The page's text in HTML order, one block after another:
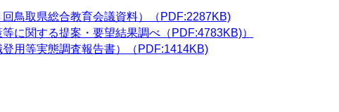
鳥取県総合教育会議資料）（PDF:2287KB)
に関する提案・要望結果調べ（PDF:4783KB)）
用等実態調査報告書）（PDF:1414KB)